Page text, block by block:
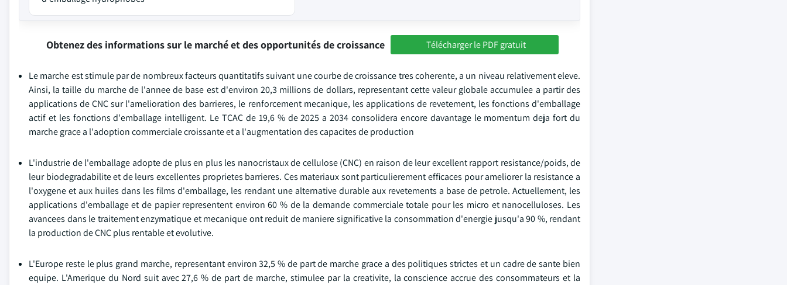
Obtenez des informations sur le marché et des opportunités de croissance Télécharger le PDF gratuit
Le marche est stimule par de nombreux facteurs quantitatifs suivant une courbe de croissance tres coherente, a un niveau relativement eleve.
Ainsi, la taille du marche de l'annee de base est d'environ 20,3 millions de dollars, representant cette valeur globale accumulee a partir des
applications de CNC sur l'amelioration des barrieres, le renforcement mecanique, les applications de revetement, les fonctions d'emballage
actif et les fonctions d'emballage intelligent. Le TCAC de 19,6 % de 2025 a 2034 consolidera encore davantage le momentum deja fort du
marche grace a l'adoption commerciale croissante et a l'augmentation des capacites de production
L'industrie de l'emballage adopte de plus en plus les nanocristaux de cellulose (CNC) en raison de leur excellent rapport resistance/poids, de
leur biodegradabilite et de leurs excellentes proprietes barrieres. Ces materiaux sont particulierement efficaces pour ameliorer la resistance a
l'oxygene et aux huiles dans les films d'emballage, les rendant une alternative durable aux revetements a base de petrole. Actuellement, les
applications d'emballage et de papier representent environ 60 % de la demande commerciale totale pour les micro et nanocelluloses. Les
avancees dans le traitement enzymatique et mecanique ont reduit de maniere significative la consommation d'energie jusqu'a 90 %, rendant
la production de CNC plus rentable et evolutive.
L'Europe reste le plus grand marche, representant environ 32,5 % de part de marche grace a des politiques strictes et un cadre de sante bien
equipe. L'Amerique du Nord suit avec 27,6 % de part de marche, stimulee par la creativite, la conscience accrue des consommateurs et la